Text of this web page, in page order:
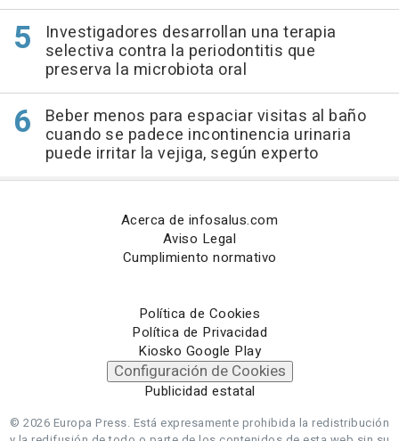
Investigadores desarrollan una terapia
selectiva contra la periodontitis que
preserva la microbiota oral
Beber menos para espaciar visitas al baño
cuando se padece incontinencia urinaria
puede irritar la vejiga, según experto
Acerca de infosalus.com
Aviso Legal
Cumplimiento normativo
Política de Cookies
Política de Privacidad
Kiosko Google Play
Configuración de Cookies
Publicidad estatal
© 2026 Europa Press. Está expresamente prohibida la redistribución